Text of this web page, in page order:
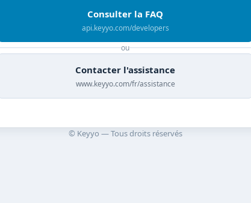
Consulter la FAQ
api.keyyo.com/developers
ou
Contacter l'assistance
www.keyyo.com/fr/assistance
© Keyyo — Tous droits réservés